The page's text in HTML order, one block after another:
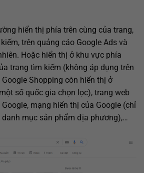
hiển thị phía trên cùng của trang,
trên quảng cáo Google Ads và
Hoặc hiển thị ở khu vực phía
trang tìm kiếm (không áp dụng trên
Shopping còn hiển thị ở
số quốc gia chọn lọc), trang web
mạng hiển thị của Google (chỉ
mục sản phẩm địa phương),…